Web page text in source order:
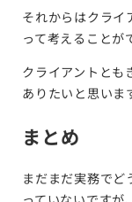
それからはクライ
って考えることが
クライアントとも
ありたいと思いま
まとめ
まだまだ実務でど